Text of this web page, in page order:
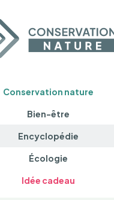
Conservation nature
Bien-être
Encyclopédie
Écologie
Idée cadeau